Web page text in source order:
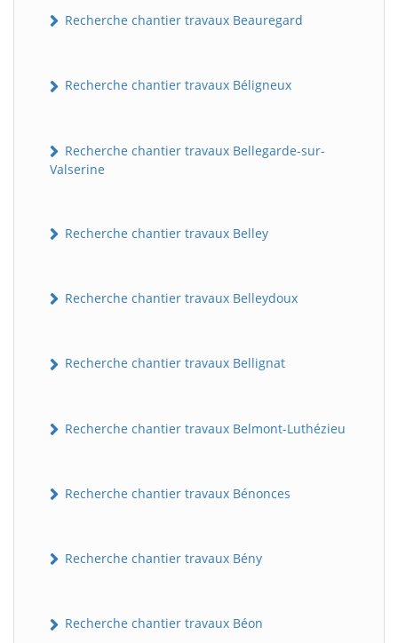
Recherche chantier travaux Beauregard
Recherche chantier travaux Béligneux
Recherche chantier travaux Bellegarde-sur-
Valserine
Recherche chantier travaux Belley
Recherche chantier travaux Belleydoux
Recherche chantier travaux Bellignat
Recherche chantier travaux Belmont-Luthézieu
Recherche chantier travaux Bénonces
Recherche chantier travaux Bény
Recherche chantier travaux Béon